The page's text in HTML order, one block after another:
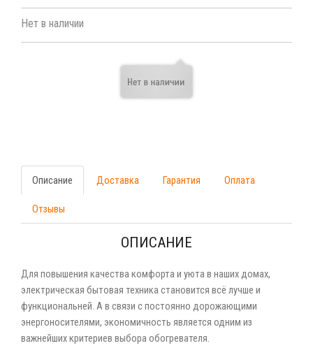
Нет в наличии
Описание Доставка Гарантия Оплата
Отзывы
ОПИСАНИЕ
Для повышения качества комфорта и уюта в наших домах,
электрическая бытовая техника становится всё лучше и
функциональней. А в связи с постоянно дорожающими
энергоносителями, экономичность является одним из
важнейших критериев выбора обогревателя.